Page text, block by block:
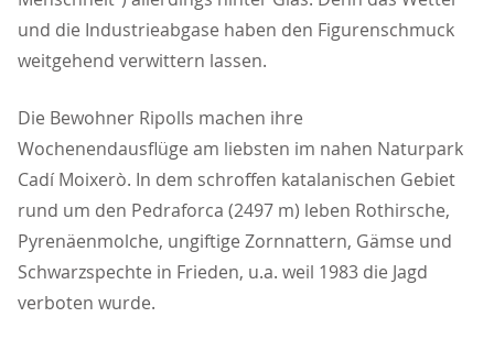
und die Industrieabgase haben den Figurenschmuck
weitgehend verwittern lassen.
Die Bewohner Ripolls machen ihre
Wochenendausflüge am liebsten im nahen Naturpark
Cadí Moixerò. In dem schroffen katalanischen Gebiet
rund um den Pedraforca (2497 m) leben Rothirsche,
Pyrenäenmolche, ungiftige Zornnattern, Gämse und
Schwarzspechte in Frieden, u.a. weil 1983 die Jagd
verboten wurde.